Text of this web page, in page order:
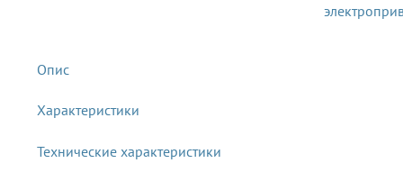
Характеристики
Технические характеристики